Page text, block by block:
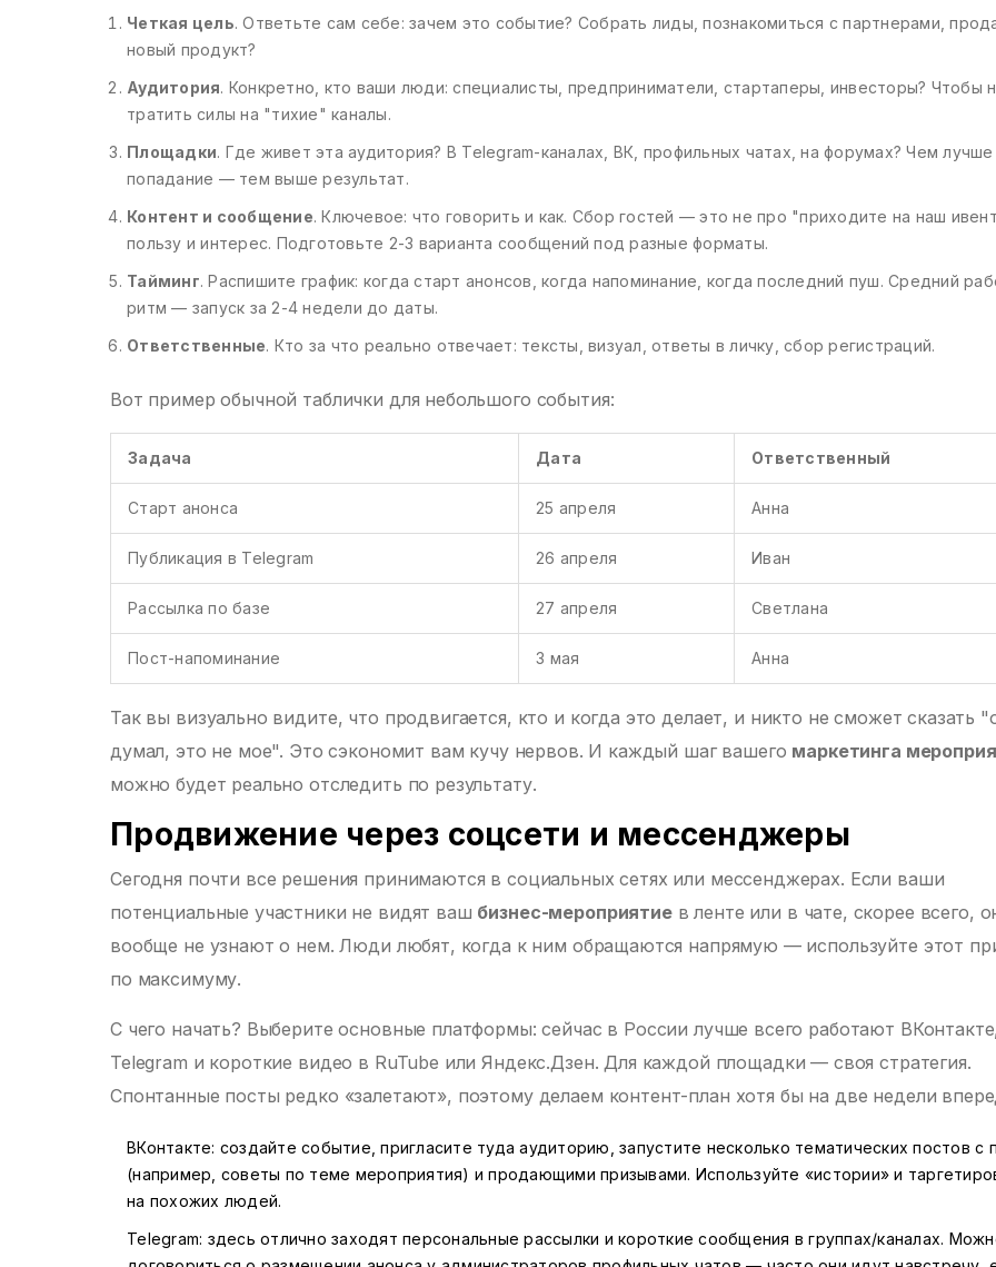
Четкая цель. Ответьте сам себе: зачем это событие? Собрать лиды, познакомиться с партнерами,
новый продукт?
Аудитория. Конкретно, кто ваши люди: специалисты, предприниматели, стартаперы, инвесторы? Чтобы
тратить силы на "тихие" каналы.
Площадки. Где живет эта аудитория? В Telegram-каналах, ВК, профильных чатах, на форумах? Чем лучше
попадание — тем выше результат.
Контент и сообщение. Ключевое: что говорить и как. Сбор гостей — это не про "приходите на наш
пользу и интерес. Подготовьте 2-3 варианта сообщений под разные форматы.
Тайминг. Распишите график: когда старт анонсов, когда напоминание, когда последний пуш. Средний
ритм — запуск за 2-4 недели до даты.
Ответственные. Кто за что реально отвечает: тексты, визуал, ответы в личку, сбор регистраций.
Вот пример обычной таблички для небольшого события:
Задача Дата Ответственный
Старт анонса 25 апреля Анна
Публикация в Telegram 26 апреля Иван
Рассылка по базе 27 апреля Светлана
Пост-напоминание 3 мая Анна
Так вы визуально видите, что продвигается, кто и когда это делает, и никто не сможет сказать
думал, это не мое". Это сэкономит вам кучу нервов. И каждый шаг вашего маркетинга
можно будет реально отследить по результату.
Продвижение через соцсети и мессенджеры
Сегодня почти все решения принимаются в социальных сетях или мессенджерах. Если ваши
потенциальные участники не видят ваш бизнес-мероприятиев ленте или в чате, скорее всего,
вообще не узнают о нем. Люди любят, когда к ним обращаются напрямую — используйте этот
по максимуму.
С чего начать? Выберите основные платформы: сейчас в России лучше всего работают
Telegram и короткие видео в RuTube или Яндекс.Дзен. Для каждой площадки — своя стратегия.
Спонтанные посты редко «залетают», поэтому делаем контент-план хотя бы на две недели
ВКонтакте: создайте событие, пригласите туда аудиторию, запустите несколько тематических постов с
(например, советы по теме мероприятия) и продающими призывами. Используйте «истории» и
на похожих людей.
Telegram: здесь отлично заходят персональные рассылки и короткие сообщения в группах/каналах.